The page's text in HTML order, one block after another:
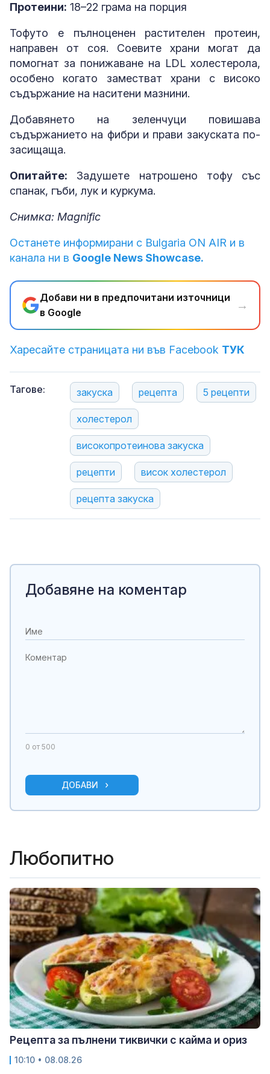
Протеини: 18–22 грама на порция
Тофуто е пълноценен растителен протеин,
направен от соя. Соевите храни могат да
помогнат за понижаване на LDL холестерола,
особено когато заместват храни с високо
съдържание на наситени мазнини.
Добавянето на зеленчуци повишава
съдържанието на фибри и прави закуската по-
засищаща.
Опитайте: Задушете натрошено тофу със
спанак, гъби, лук и куркума.
Снимка: Magnific
Останете информирани с Bulgaria ON AIR и в
канала ни в Google News Showcase.
Добави ни в предпочитани източници
в Google
→
Харесайте страницата ни във Facebook ТУК
Тагове: закуска рецепта 5 рецепти
холестерол
високопротеинова закуска
рецепти висок холестерол
рецепта закуска
Добавяне на коментар
0 от 500
ДОБАВИ
Любопитно
Рецепта за пълнени тиквички с кайма и ориз
10:10 • 08.08.26